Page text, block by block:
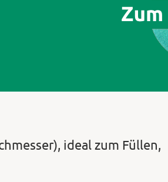
ideal zum Füllen,